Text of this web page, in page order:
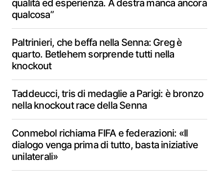
qualità ed esperienza. A destra manca ancora
qualcosa”
Paltrinieri, che beffa nella Senna: Greg è
quarto. Betlehem sorprende tutti nella
knockout
Taddeucci, tris di medaglie a Parigi: è bronzo
nella knockout race della Senna
Conmebol richiama FIFA e federazioni: «Il
dialogo venga prima di tutto, basta iniziative
unilaterali»